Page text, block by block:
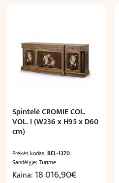
Spintelė CROMIE COL.
VOL. I (W236 x H95 x D60
cm)
Prekės kodas: BEL-1370
Sandėlyje: Turime
Kaina: 18 016,90€